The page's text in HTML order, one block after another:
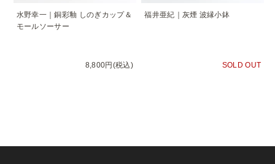
水野幸一｜銅彩釉 しのぎカップ＆
モールソーサー
8,800円(税込)
福井亜紀｜灰煙 波縁小鉢
SOLD OUT